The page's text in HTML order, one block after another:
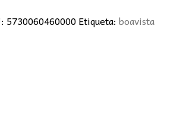
cantidad
5730060460000Etiqueta: boavista